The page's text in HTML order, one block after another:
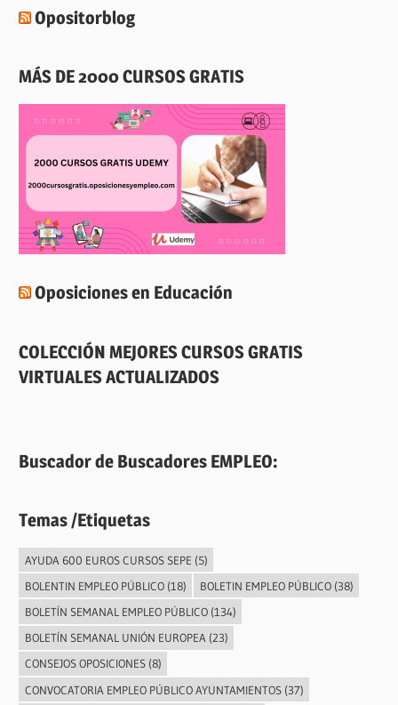
Opositorblog
MÁS DE 2000 CURSOS GRATIS
Oposiciones en Educación
COLECCIÓN MEJORES CURSOS GRATIS
VIRTUALES ACTUALIZADOS
Buscador de Buscadores EMPLEO:
Temas /Etiquetas
AYUDA 600 EUROS CURSOS SEPE (5)
BOLENTIN EMPLEO PÚBLICO(18) BOLETIN EMPLEO PÚBLICO(38)
BOLETÍN SEMANAL EMPLEO PÚBLICO(134)
BOLETÍN SEMANAL UNIÓN EUROPEA(23)
CONSEJOS OPOSICIONES(8)
CONVOCATORIA EMPLEO PÚBLICO AYUNTAMIENTOS(37)